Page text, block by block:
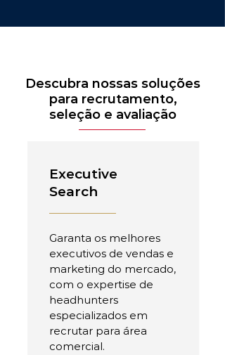
Descubra nossas soluções
para recrutamento,
seleção e avaliação
Executive
Search
Garanta os melhores
executivos de vendas e
marketing do mercado,
com o expertise de
headhunters
especializados em
recrutar para área
comercial.